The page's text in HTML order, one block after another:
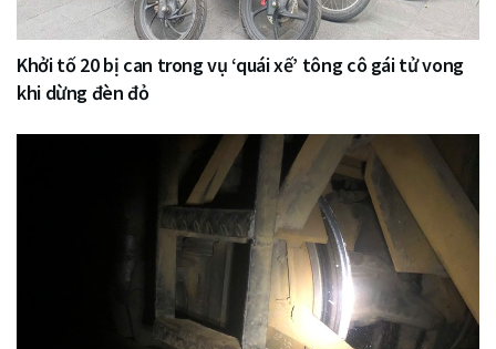
Khởi tố 20 bị can trong vụ ‘quái xế’ tông cô gái tử vong
khi dừng đèn đỏ